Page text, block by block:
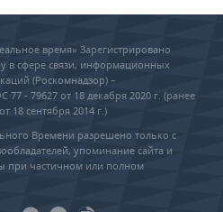
время» Зарегистрировано
в сфере связи, информационных
(Роскомнадзор) –
- 79627 от 18 декабря 2020 г. (ранее
18 сентября 2014 г.)
Времени разрешено только с
упоминание сайта и
при частичном или полном